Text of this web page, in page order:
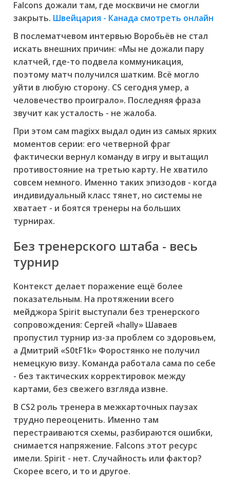
Falcons дожали там, где москвичи не смогли
закрыть. Швейцария - Канада смотреть онлайн
В послематчевом интервью Воробьёв не стал
искать внешних причин: «Мы не дожали пару
клатчей, где-то подвела коммуникация,
поэтому матч получился шатким. Всё могло
уйти в любую сторону. CS сегодня умер, а
человечество проиграло». Последняя фраза
звучит как усталость - не жалоба.
При этом сам magixx выдал один из самых ярких
моментов серии: его четверной фраг
фактически вернул команду в игру и вытащил
противостояние на третью карту. Не хватило
совсем немного. Именно таких эпизодов - когда
индивидуальный класс тянет, но системы не
хватает - и боятся тренеры на больших
турнирах.
Без тренерского штаба - весь
турнир
Контекст делает поражение ещё более
показательным. На протяжении всего
мейджора Spirit выступали без тренерского
сопровождения: Сергей «hally» Шаваев
пропустил турнир из-за проблем со здоровьем,
а Дмитрий «S0tF1k» Форостянко не получил
немецкую визу. Команда работала сама по себе
- без тактических корректировок между
картами, без свежего взгляда извне.
В CS2 роль тренера в межкарточных паузах
трудно переоценить. Именно там
перестраиваются схемы, разбираются ошибки,
снимается напряжение. Falcons этот ресурс
имели. Spirit - нет. Случайность или фактор?
Скорее всего, и то и другое.